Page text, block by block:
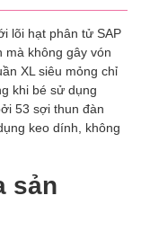
lõi hạt phân tử SAP
mà không gây vón
XL siêu mỏng chỉ
khi bé sử dụng
53 sợi thun đàn
keo dính, không
sản